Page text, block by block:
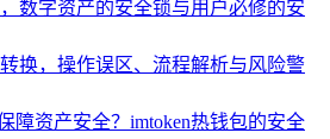
数字资产的安全锁与用户必修的安
换，操作误区、流程解析与风险警
障资产安全？imtoken热钱包的安全